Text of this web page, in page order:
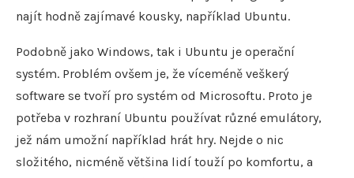
najít hodně zajímavé kousky, například Ubuntu.
Podobně jako Windows, tak i Ubuntu je operační
systém. Problém ovšem je, že víceméně veškerý
software se tvoří pro systém od Microsoftu. Proto je
potřeba v rozhraní Ubuntu používat různé emulátory,
jež nám umožní například hrát hry. Nejde o nic
složitého, nicméně většina lidí touží po komfortu, a